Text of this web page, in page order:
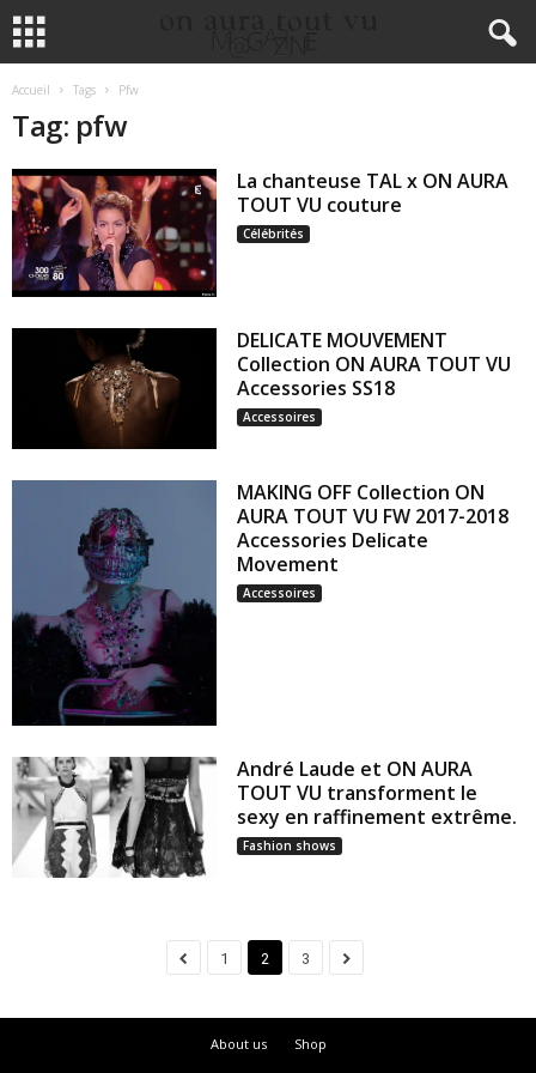
Accueil Tags Pfw
Tag: pfw
La chanteuse TAL x ON AURA
TOUT VU couture
Célébrités
DELICATE MOUVEMENT
Collection ON AURA TOUT VU
Accessories SS18
Accessoires
MAKING OFF Collection ON
AURA TOUT VU FW 2017-2018
Accessories Delicate
Movement
Accessoires
André Laude et ON AURA
TOUT VU transforment le
sexy en raffinement extrême.
Fashion shows
1 2 3
About us
Shop